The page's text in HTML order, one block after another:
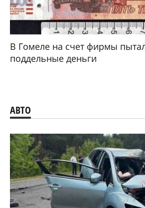
В Гомеле на счет фирмы
поддельные деньги
АВТО